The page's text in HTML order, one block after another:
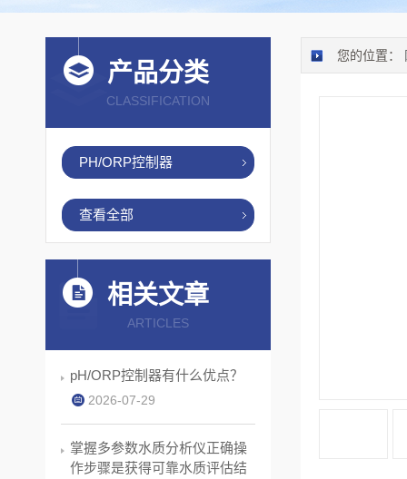
您的位置：
产品分类
CLASSIFICATION
PH/ORP控制器
查看全部
相关文章
ARTICLES
pH/ORP控制器有什么优点？
2026-07-29
掌握多参数水质分析仪正确操
作步骤是获得可靠水质评估结